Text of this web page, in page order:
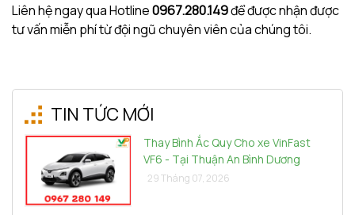
Liên hệ ngay qua Hotline0967.280.149để được nhận được
tư vấn miễn phí từ đội ngũ chuyên viên của chúng tôi.
TIN TỨC MỚI
Thay Bình Ắc Quy Cho xe VinFast
VF6 - Tại Thuận An Bình Dương
29 Tháng 07, 2026